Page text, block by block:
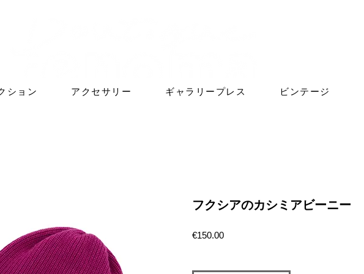
ション アクセサリー ギャラリープレス ビンテージ
フクシアのカシミアビーニー
€150.00価